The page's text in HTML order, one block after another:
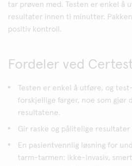
tar prøven med. Testen er enkel å
resultater innen ti minutter.
positiv kontroll.
Fordeler ved
Testen er enkel å utføre, og
forskjellige farger, noe som gjør
resultatene.
Gir raske og pålitelige
En pasientvennlig løsning for
tarm-tarmen: ikke-invasiv,